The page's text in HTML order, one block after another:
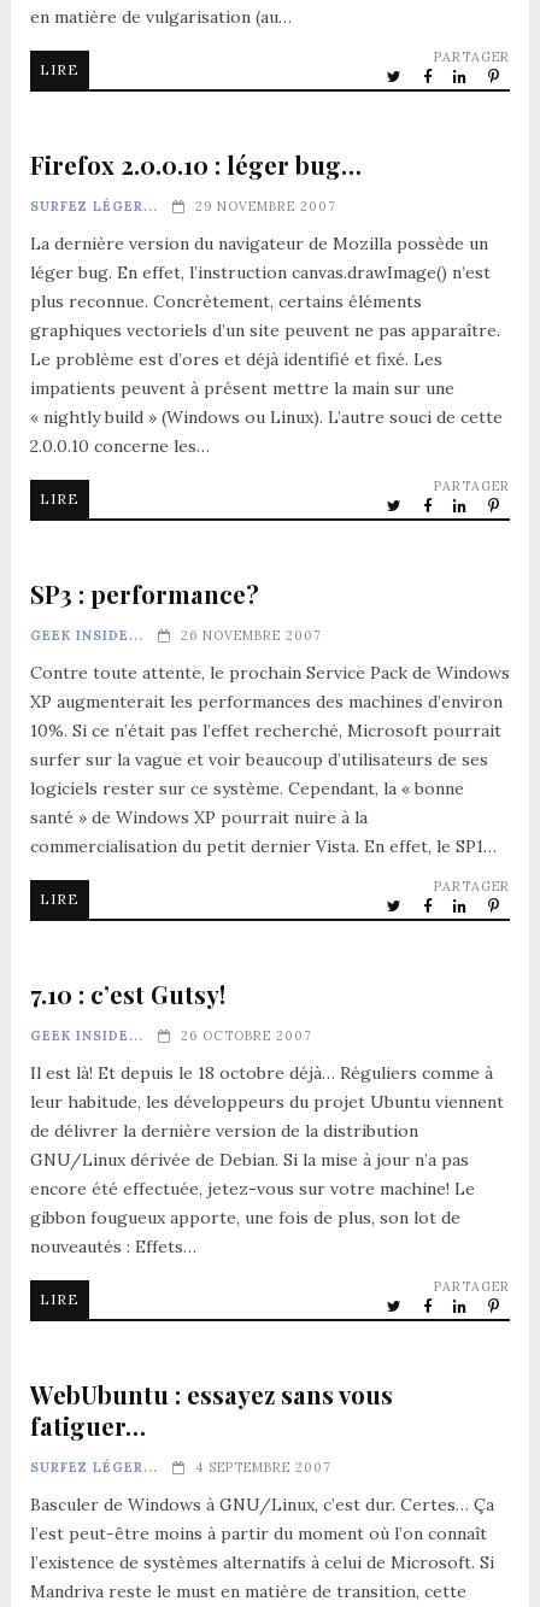
en matière de vulgarisation (au…
LIRE
PARTAGER
Firefox 2.0.0.10 : léger bug…
SURFEZ LÉGER... 29 NOVEMBRE 2007
La dernière version du navigateur de Mozilla possède un
léger bug. En effet, l’instruction canvas.drawImage() n’est
plus reconnue. Concrètement, certains éléments
graphiques vectoriels d’un site peuvent ne pas apparaître.
Le problème est d’ores et déjà identifié et fixé. Les
impatients peuvent à présent mettre la main sur une
« nightly build » (Windows ou Linux). L’autre souci de cette
2.0.0.10 concerne les…
LIRE
PARTAGER
SP3 : performance?
GEEK INSIDE... 26 NOVEMBRE 2007
Contre toute attente, le prochain Service Pack de Windows
XP augmenterait les performances des machines d’environ
10%. Si ce n’était pas l’effet recherché, Microsoft pourrait
surfer sur la vague et voir beaucoup d’utilisateurs de ses
logiciels rester sur ce système. Cependant, la « bonne
santé » de Windows XP pourrait nuire à la
commercialisation du petit dernier Vista. En effet, le SP1…
LIRE
PARTAGER
7.10 : c’est Gutsy!
GEEK INSIDE... 26 OCTOBRE 2007
Il est là! Et depuis le 18 octobre déjà… Réguliers comme à
leur habitude, les développeurs du projet Ubuntu viennent
de délivrer la dernière version de la distribution
GNU/Linux dérivée de Debian. Si la mise à jour n’a pas
encore été effectuée, jetez-vous sur votre machine! Le
gibbon fougueux apporte, une fois de plus, son lot de
nouveautés : Effets…
LIRE
PARTAGER
WebUbuntu : essayez sans vous
fatiguer…
SURFEZ LÉGER... 4 SEPTEMBRE 2007
Basculer de Windows à GNU/Linux, c’est dur. Certes… Ça
l’est peut-être moins à partir du moment où l’on connaît
l’existence de systèmes alternatifs à celui de Microsoft. Si
Mandriva reste le must en matière de transition, cette